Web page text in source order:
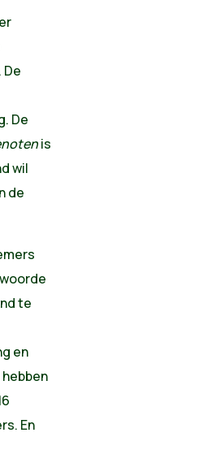
De
is
wil
de
te
en
En